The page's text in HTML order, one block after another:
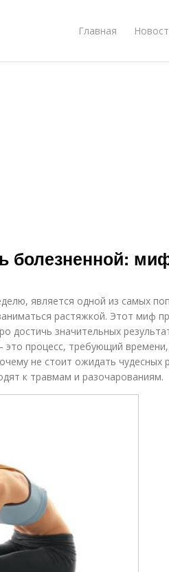
Главная
болезненной:
является одной из самых
растяжкой. Этот миф
достичь значительных
процесс, требующий
не стоит ожидать чудесных
к травмам и разочарованиям.